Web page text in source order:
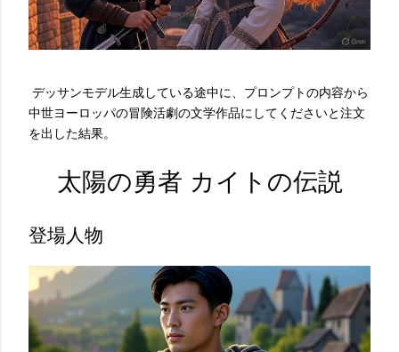
デッサンモデル生成している途中に、プロンプトの内容から
中世ヨーロッパの冒険活劇の文学作品にしてくださいと注文
を出した結果。
太陽の勇者 カイトの伝説
登場人物